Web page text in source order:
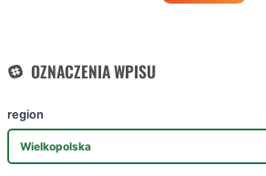
OZNACZENIA WPISU
region
Wielkopolska